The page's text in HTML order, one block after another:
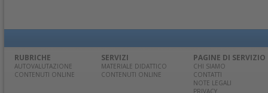
RUBRICHE
AUTOVALUTAZIONE
CONTENUTI ONLINE
SERVIZI
MATERIALE DIDATTICO
CONTENUTI ONLINE
PAGINE DI SERVIZIO
CHI SIAMO
CONTATTI
NOTE LEGALI
PRIVACY